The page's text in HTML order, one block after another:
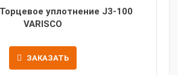
уплотнение J3-100
VARISCO
ЗАКАЗАТЬ